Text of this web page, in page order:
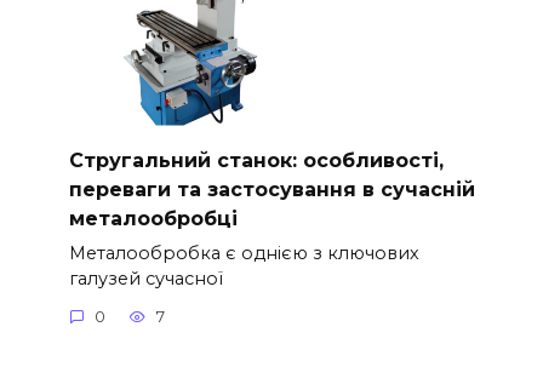
Стругальний станок: особливості,
переваги та застосування в сучасній
металообробці
Металообробка є однією з ключових
галузей сучасної
0 7